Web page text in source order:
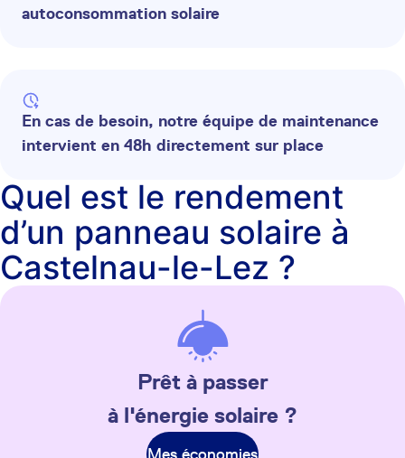
autoconsommation solaire
En cas de besoin, notre équipe de maintenance
intervient en 48h directement sur place
Quel est le rendement
d’un panneau solaire à
Castelnau-le-Lez ?
Prêt à passer
à l'énergie solaire ?